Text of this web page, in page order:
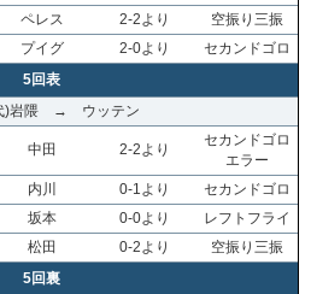
ペレス 2-2より
空振り三振
プイグ 2-0より
セカンドゴロ
5回表
)岩隈 → ウッテン
中田 2-2より
セカンドゴロ
エラー
内川 0-1より
セカンドゴロ
坂本 0-0より
レフトフライ
松田 0-2より
空振り三振
5回裏